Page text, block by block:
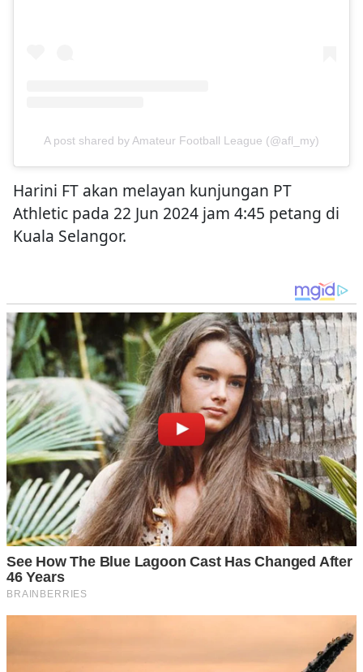
A post shared by Amateur Football League (@afl_my)
Harini FT akan melayan kunjungan PT
Athletic pada 22 Jun 2024 jam 4:45 petang di
Kuala Selangor.